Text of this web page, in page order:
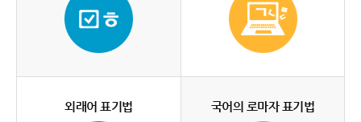
외래어 표기법 국어의 로마자 표기법